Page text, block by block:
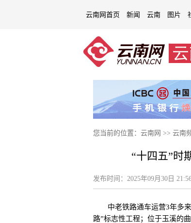
云南网首页 新闻 云南 图片
您当前的位置： 云南网 >> 云南
“十四五”时
发布时间： 2025年09月30日
中老铁路通车运营3年多来
路”标志性工程；位于玉溪的